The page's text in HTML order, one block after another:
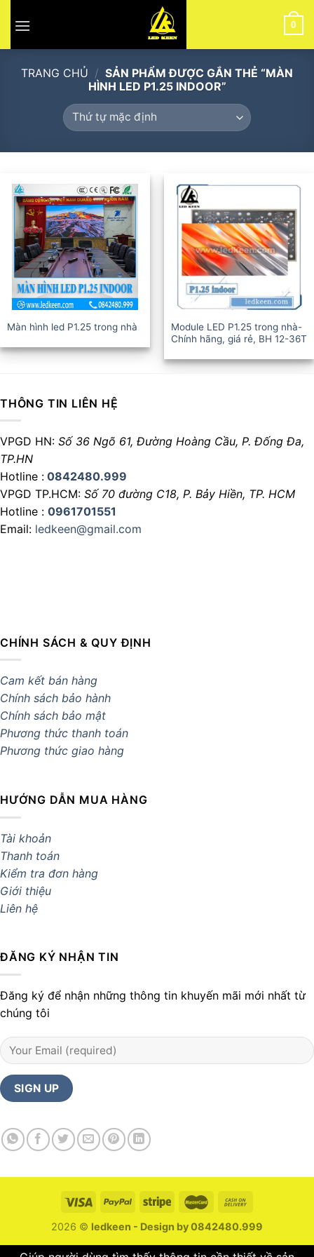
0
TRANG CHỦ / SẢN PHẨM ĐƯỢC GẮN THẺ “MÀN
HÌNH LED P1.25 INDOOR”
Màn hình led P1.25 trong nhà
Module LED P1.25 trong nhà-
Chính hãng, giá rẻ, BH 12-36T
THÔNG TIN LIÊN HỆ
VPGD HN: Số 36 Ngõ 61, Đường Hoàng Cầu, P. Đống Đa,
TP.HN
Hotline : 0842480.999
VPGD TP.HCM: Số 70 đường C18, P. Bảy Hiền, TP. HCM
Hotline : 0961701551
Email: ledkeen@gmail.com
CHÍNH SÁCH & QUY ĐỊNH
Cam kết bán hàng
Chính sách bảo hành
Chính sách bảo mật
Phương thức thanh toán
Phương thức giao hàng
HƯỚNG DẪN MUA HÀNG
Tài khoản
Thanh toán
Kiểm tra đơn hàng
Giới thiệu
Liên hệ
ĐĂNG KÝ NHẬN TIN
Đăng ký để nhận những thông tin khuyến mãi mới nhất từ
chúng tôi
2026 © ledkeen - Design by 0842480.999